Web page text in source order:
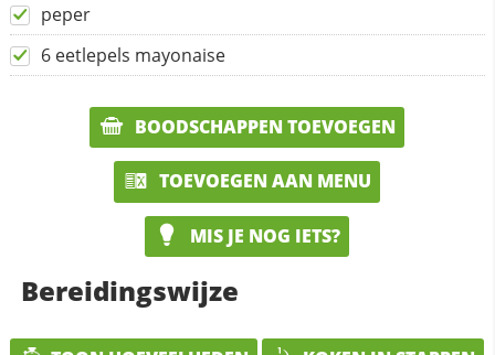
peper
6 eetlepels mayonaise
BOODSCHAPPEN TOEVOEGEN
TOEVOEGEN AAN MENU
MIS JE NOG IETS?
Bereidingswijze